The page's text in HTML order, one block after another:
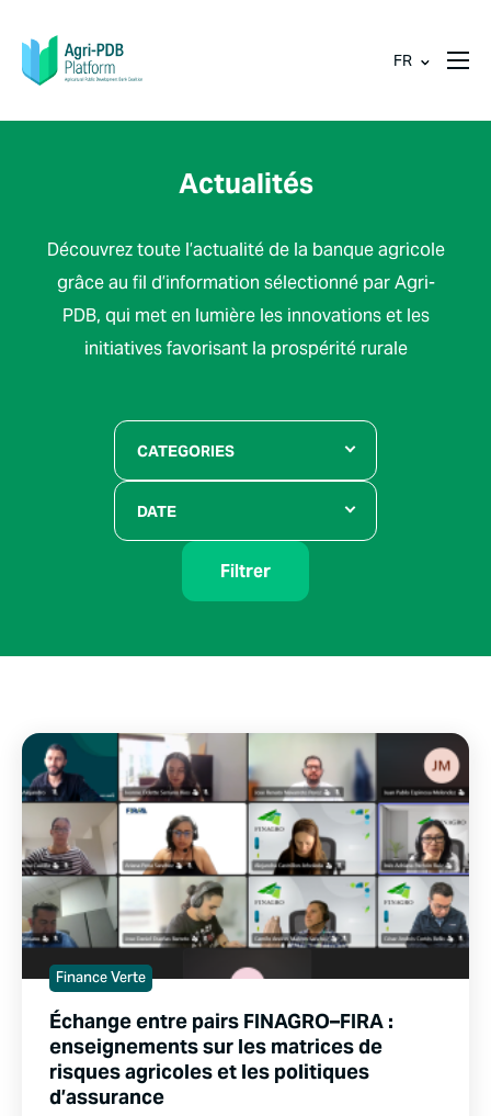
FR
Actualités
Découvrez toute l’actualité de la banque agricole
grâce au fil d’information sélectionné par Agri-
PDB, qui met en lumière les innovations et les
initiatives favorisant la prospérité rurale
CATEGORIES
DATE
Filtrer
Finance Verte
Échange entre pairs FINAGRO–FIRA :
enseignements sur les matrices de
risques agricoles et les politiques
d’assurance